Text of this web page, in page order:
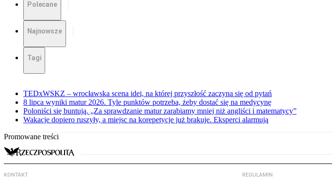
Polecane
Najnowsze
Tagi
TEDxWSKZ – wrocławska scena idei, na której przyszłość zaczyna się od pytań
8 lipca wyniki matur 2026. Tyle punktów potrzeba, żeby dostać się na medycynę
Poloniści się buntują. „Za sprawdzanie matur zarabiamy mniej niż angliści i matematycy”
Wakacje dopiero ruszyły, a miejsc na korepetycje już brakuje. Eksperci alarmują
Promowane treści
KONTAKT REGULAMIN